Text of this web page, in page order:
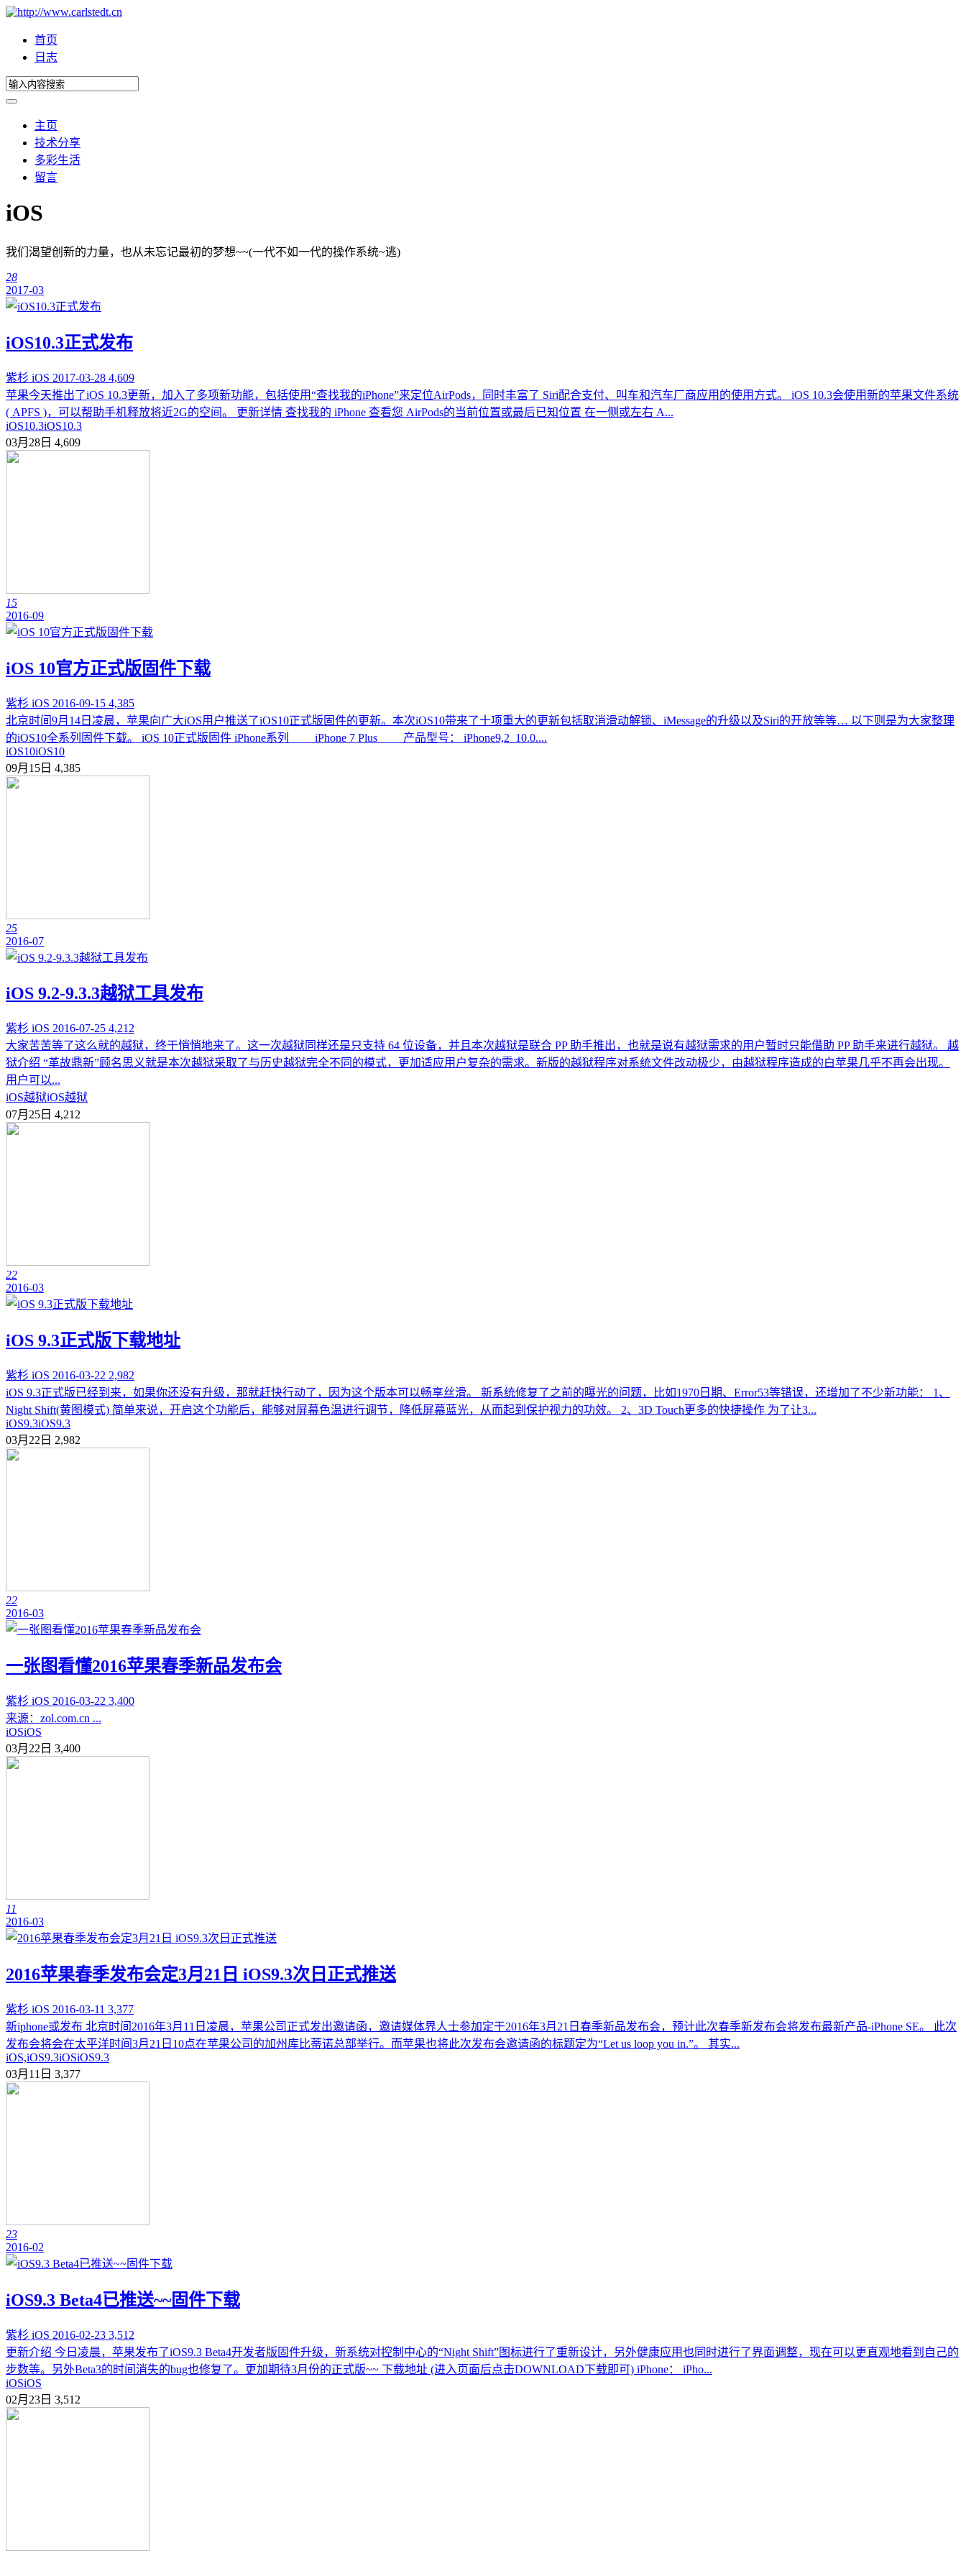
首页
日志
主页
技术分享
多彩生活
留言
iOS
我们渴望创新的力量，也从未忘记最初的梦想~~(一代不如一代的操作系统~逃)
28
2017-03
iOS10.3正式发布
紫杉 iOS 2017-03-28 4,609
苹果今天推出了iOS 10.3更新，加入了多项新功能，包括使用“查找我的iPhone”来定位AirPods，同时丰富了 Siri配合支付、叫车和汽车厂商应用的使用方式。 iOS 10.3会使用新的苹果文件系统
( APFS )，可以帮助手机释放将近2G的空间。 更新详情 查找我的 iPhone 查看您 AirPods的当前位置或最后已知位置 在一侧或左右 A...
iOS10.3iOS10.3
03月28日 4,609
15
2016-09
iOS 10官方正式版固件下载
紫杉 iOS 2016-09-15 4,385
北京时间9月14日凌晨，苹果向广大iOS用户推送了iOS10正式版固件的更新。本次iOS10带来了十项重大的更新包括取消滑动解锁、iMessage的升级以及Siri的开放等等… 以下则是为大家整理
的iOS10全系列固件下载。 iOS 10正式版固件 iPhone系列 iPhone 7 Plus 产品型号： iPhone9,2_10.0....
iOS10iOS10
09月15日 4,385
25
2016-07
iOS 9.2-9.3.3越狱工具发布
紫杉 iOS 2016-07-25 4,212
大家苦苦等了这么就的越狱，终于悄悄地来了。这一次越狱同样还是只支持 64 位设备，并且本次越狱是联合 PP 助手推出，也就是说有越狱需求的用户暂时只能借助 PP 助手来进行越狱。 越
狱介绍 “革故鼎新”顾名思义就是本次越狱采取了与历史越狱完全不同的模式，更加适应用户复杂的需求。新版的越狱程序对系统文件改动极少，由越狱程序造成的白苹果几乎不再会出现。
用户可以...
iOS越狱iOS越狱
07月25日 4,212
22
2016-03
iOS 9.3正式版下载地址
紫杉 iOS 2016-03-22 2,982
iOS 9.3正式版已经到来，如果你还没有升级，那就赶快行动了，因为这个版本可以畅享丝滑。 新系统修复了之前的曝光的问题，比如1970日期、Error53等错误，还增加了不少新功能： 1、
Night Shift(黄图模式) 简单来说，开启这个功能后，能够对屏幕色温进行调节，降低屏幕蓝光，从而起到保护视力的功效。 2、3D Touch更多的快捷操作 为了让3...
iOS9.3iOS9.3
03月22日 2,982
22
2016-03
一张图看懂2016苹果春季新品发布会
紫杉 iOS 2016-03-22 3,400
来源：zol.com.cn ...
iOSiOS
03月22日 3,400
11
2016-03
2016苹果春季发布会定3月21日 iOS9.3次日正式推送
紫杉 iOS 2016-03-11 3,377
新iphone或发布 北京时间2016年3月11日凌晨，苹果公司正式发出邀请函，邀请媒体界人士参加定于2016年3月21日春季新品发布会，预计此次春季新发布会将发布最新产品-iPhone SE。 此次
发布会将会在太平洋时间3月21日10点在苹果公司的加州库比蒂诺总部举行。而苹果也将此次发布会邀请函的标题定为“Let us loop you in.”。 其实...
iOS,iOS9.3iOSiOS9.3
03月11日 3,377
23
2016-02
iOS9.3 Beta4已推送~~固件下载
紫杉 iOS 2016-02-23 3,512
更新介绍 今日凌晨，苹果发布了iOS9.3 Beta4开发者版固件升级，新系统对控制中心的“Night Shift”图标进行了重新设计，另外健康应用也同时进行了界面调整，现在可以更直观地看到自己的
步数等。另外Beta3的时间消失的bug也修复了。更加期待3月份的正式版~~ 下载地址 (进入页面后点击DOWNLOAD下载即可) iPhone： iPho...
iOSiOS
02月23日 3,512